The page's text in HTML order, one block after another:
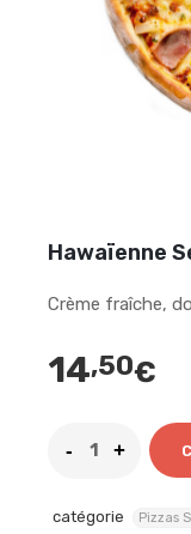
Hawaïenne
Crème fraîche,
14,50€
catégorie Pizzas